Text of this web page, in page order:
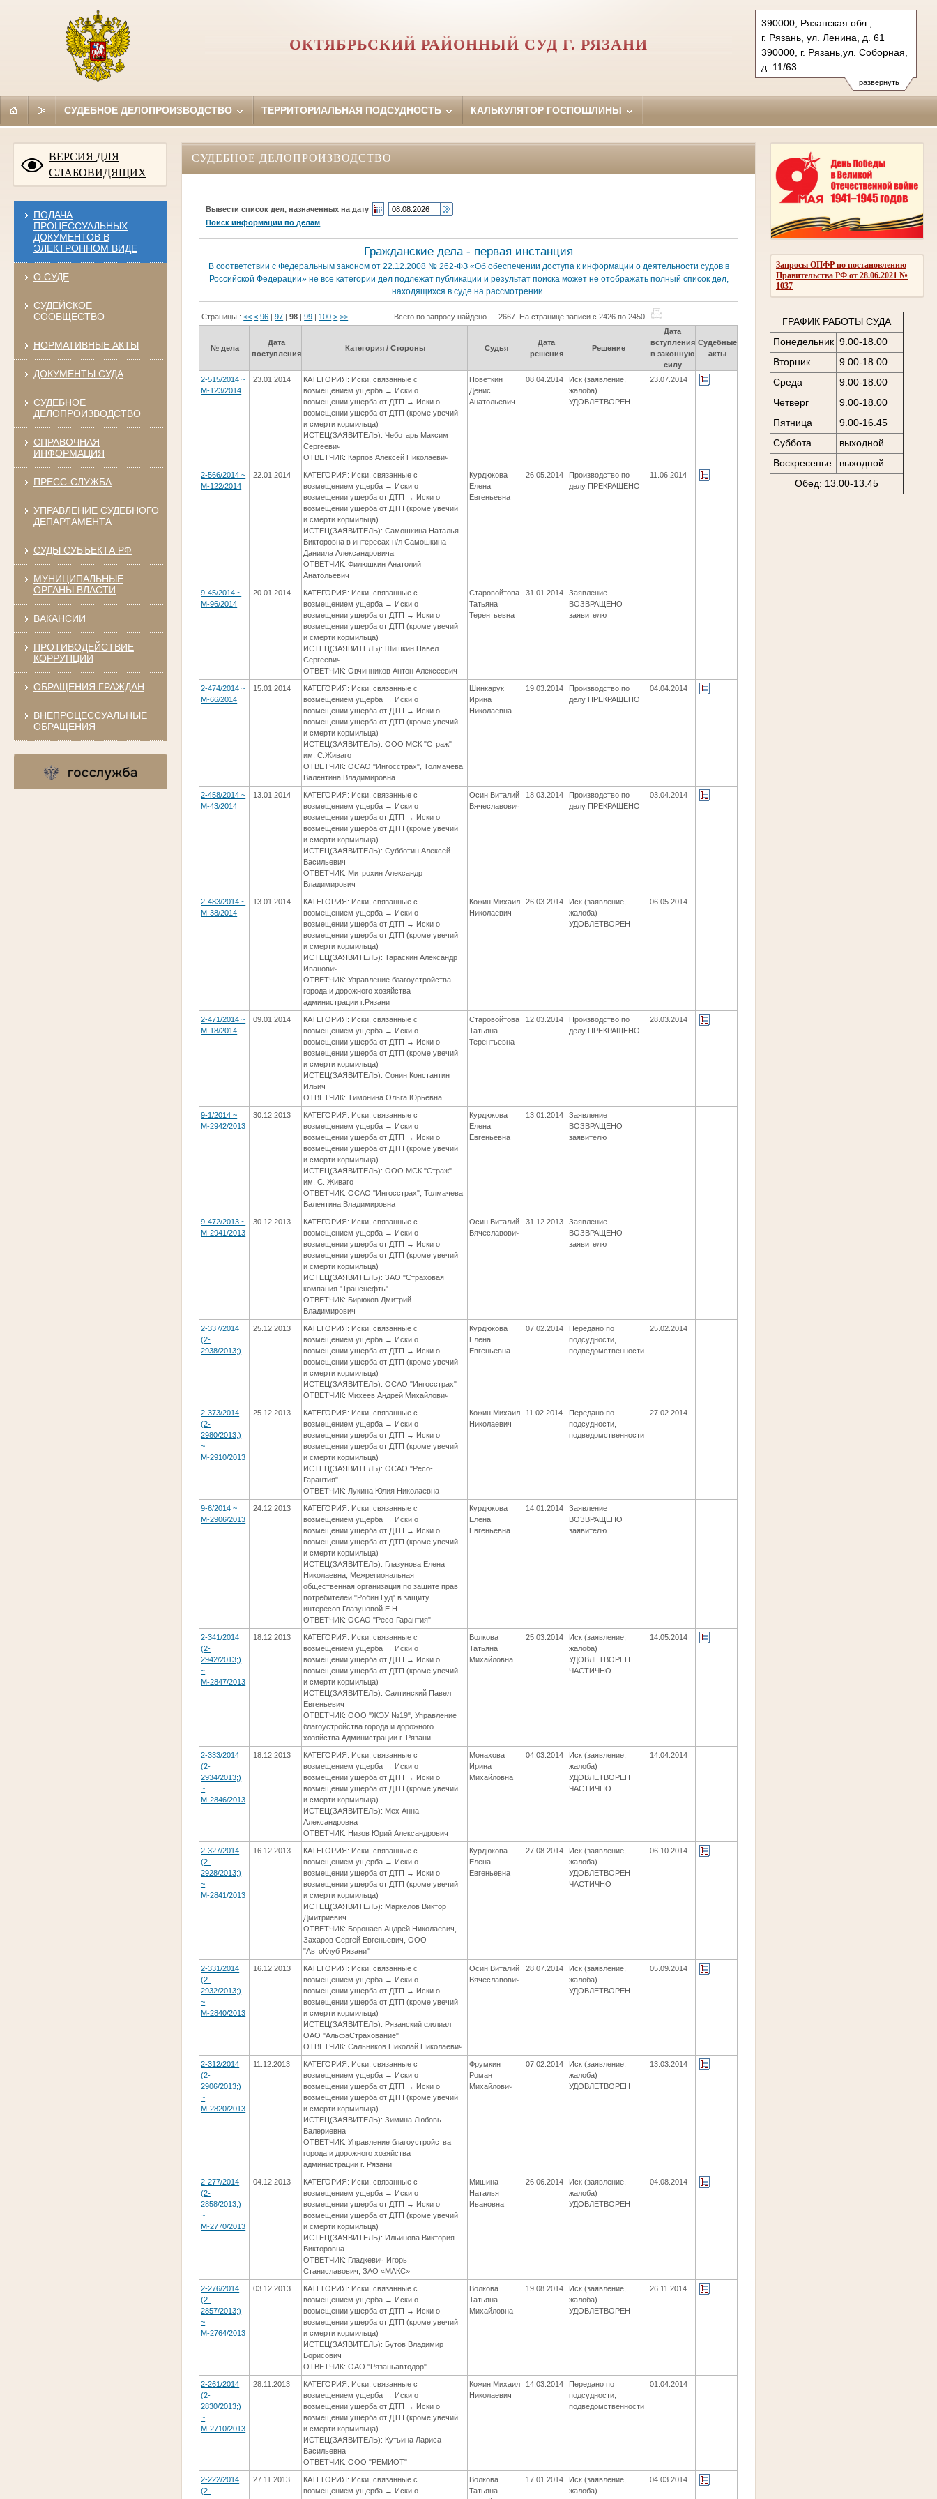
развернуть
390000, Рязанская обл.,
г. Рязань, ул. Ленина, д. 61
390000, г. Рязань,ул. Соборная,
д. 11/63
Тел.: (4912) 25-89-28, 25-80-62
oktiabrsky.riz@sudrf.ru
ОКТЯБРЬСКИЙ РАЙОННЫЙ СУД Г. РЯЗАНИ
СУДЕБНОЕ ДЕЛОПРОИЗВОДСТВО ТЕРРИТОРИАЛЬНАЯ ПОДСУДНОСТЬ КАЛЬКУЛЯТОР ГОСПОШЛИНЫ
ВЕРСИЯ ДЛЯ
СЛАБОВИДЯЩИХ
ПОДАЧА
ПРОЦЕССУАЛЬНЫХ
ДОКУМЕНТОВ В
ЭЛЕКТРОННОМ ВИДЕ
О СУДЕ
СУДЕЙСКОЕ
СООБЩЕСТВО
НОРМАТИВНЫЕ АКТЫ
ДОКУМЕНТЫ СУДА
СУДЕБНОЕ
ДЕЛОПРОИЗВОДСТВО
СПРАВОЧНАЯ
ИНФОРМАЦИЯ
ПРЕСС-СЛУЖБА
УПРАВЛЕНИЕ СУДЕБНОГО
ДЕПАРТАМЕНТА
СУДЫ СУБЪЕКТА РФ
МУНИЦИПАЛЬНЫЕ
ОРГАНЫ ВЛАСТИ
ВАКАНСИИ
ПРОТИВОДЕЙСТВИЕ
КОРРУПЦИИ
ОБРАЩЕНИЯ ГРАЖДАН
ВНЕПРОЦЕССУАЛЬНЫЕ
ОБРАЩЕНИЯ
Запросы ОПФР по постановлению
Правительства РФ от 28.06.2021 №
1037
ГРАФИК РАБОТЫ СУДА
Понедельник 9.00-18.00
Вторник
9.00-18.00
Среда
9.00-18.00
Четверг
9.00-18.00
Пятница
9.00-16.45
Суббота
выходной
Воскресенье
выходной
Обед: 13.00-13.45
СУДЕБНОЕ ДЕЛОПРОИЗВОДСТВО
Вывести список дел, назначенных на дату
Поиск информации по делам
Гражданские дела - первая инстанция
В соответствии с Федеральным законом от 22.12.2008 № 262-ФЗ «Об обеспечении доступа к информации о деятельности судов в
Российской Федерации» не все категории дел подлежат публикации и результат поиска может не отображать полный список дел,
находящихся в суде на рассмотрении.
Страницы :<< < 96 |97 |98 |99 | 100 > >> Всего по запросу найдено — 2667. На странице записи с 2426 по 2450.
№ дела
Дата
поступления
Категория / Стороны Судья
Дата
решения
Решение
Дата
вступления
в законную
силу
Судебные
акты
2-515/2014 ~
М-123/2014
23.01.2014
КАТЕГОРИЯ: Иски, связанные с
возмещением ущерба → Иски о
возмещении ущерба от ДТП → Иски о
возмещении ущерба от ДТП (кроме увечий
и смерти кормильца)
ИСТЕЦ(ЗАЯВИТЕЛЬ): Чеботарь Максим
Сергеевич
ОТВЕТЧИК: Карпов Алексей Николаевич
Поветкин
Денис
Анатольевич
08.04.2014
Иск (заявление,
жалоба)
УДОВЛЕТВОРЕН
23.07.2014
2-566/2014 ~
М-122/2014
22.01.2014
КАТЕГОРИЯ: Иски, связанные с
возмещением ущерба → Иски о
возмещении ущерба от ДТП → Иски о
возмещении ущерба от ДТП (кроме увечий
и смерти кормильца)
ИСТЕЦ(ЗАЯВИТЕЛЬ): Самошкина Наталья
Викторовна в интересах н/л Самошкина
Даниила Александровича
ОТВЕТЧИК: Филюшкин Анатолий
Анатольевич
Курдюкова
Елена
Евгеньевна
26.05.2014
Производство по
делу ПРЕКРАЩЕНО
11.06.2014
9-45/2014 ~
М-96/2014
20.01.2014
КАТЕГОРИЯ: Иски, связанные с
возмещением ущерба → Иски о
возмещении ущерба от ДТП → Иски о
возмещении ущерба от ДТП (кроме увечий
и смерти кормильца)
ИСТЕЦ(ЗАЯВИТЕЛЬ): Шишкин Павел
Сергеевич
ОТВЕТЧИК: Овчинников Антон Алексеевич
Старовойтова
Татьяна
Терентьевна
31.01.2014
Заявление
ВОЗВРАЩЕНО
заявителю
2-474/2014 ~
М-66/2014
15.01.2014
КАТЕГОРИЯ: Иски, связанные с
возмещением ущерба → Иски о
возмещении ущерба от ДТП → Иски о
возмещении ущерба от ДТП (кроме увечий
и смерти кормильца)
ИСТЕЦ(ЗАЯВИТЕЛЬ): ООО МСК "Страж"
им. С.Живаго
ОТВЕТЧИК: ОСАО "Ингосстрах", Толмачева
Валентина Владимировна
Шинкарук
Ирина
Николаевна
19.03.2014
Производство по
делу ПРЕКРАЩЕНО
04.04.2014
2-458/2014 ~
М-43/2014
13.01.2014
КАТЕГОРИЯ: Иски, связанные с
возмещением ущерба → Иски о
возмещении ущерба от ДТП → Иски о
возмещении ущерба от ДТП (кроме увечий
и смерти кормильца)
ИСТЕЦ(ЗАЯВИТЕЛЬ): Субботин Алексей
Васильевич
ОТВЕТЧИК: Митрохин Александр
Владимирович
Осин Виталий
Вячеславович
18.03.2014
Производство по
делу ПРЕКРАЩЕНО
03.04.2014
2-483/2014 ~
М-38/2014
13.01.2014
КАТЕГОРИЯ: Иски, связанные с
возмещением ущерба → Иски о
возмещении ущерба от ДТП → Иски о
возмещении ущерба от ДТП (кроме увечий
и смерти кормильца)
ИСТЕЦ(ЗАЯВИТЕЛЬ): Тараскин Александр
Иванович
ОТВЕТЧИК: Управление благоустройства
города и дорожного хозяйства
администрации г.Рязани
Кожин Михаил
Николаевич
26.03.2014
Иск (заявление,
жалоба)
УДОВЛЕТВОРЕН
06.05.2014
2-471/2014 ~
М-18/2014
09.01.2014
КАТЕГОРИЯ: Иски, связанные с
возмещением ущерба → Иски о
возмещении ущерба от ДТП → Иски о
возмещении ущерба от ДТП (кроме увечий
и смерти кормильца)
ИСТЕЦ(ЗАЯВИТЕЛЬ): Сонин Константин
Ильич
ОТВЕТЧИК: Тимонина Ольга Юрьевна
Старовойтова
Татьяна
Терентьевна
12.03.2014
Производство по
делу ПРЕКРАЩЕНО
28.03.2014
9-1/2014 ~
М-2942/2013
30.12.2013
КАТЕГОРИЯ: Иски, связанные с
возмещением ущерба → Иски о
возмещении ущерба от ДТП → Иски о
возмещении ущерба от ДТП (кроме увечий
и смерти кормильца)
ИСТЕЦ(ЗАЯВИТЕЛЬ): ООО МСК "Страж"
им. С. Живаго
ОТВЕТЧИК: ОСАО "Ингосстрах", Толмачева
Валентина Владимировна
Курдюкова
Елена
Евгеньевна
13.01.2014
Заявление
ВОЗВРАЩЕНО
заявителю
9-472/2013 ~
М-2941/2013
30.12.2013
КАТЕГОРИЯ: Иски, связанные с
возмещением ущерба → Иски о
возмещении ущерба от ДТП → Иски о
возмещении ущерба от ДТП (кроме увечий
и смерти кормильца)
ИСТЕЦ(ЗАЯВИТЕЛЬ): ЗАО "Страховая
компания "Транснефть"
ОТВЕТЧИК: Бирюков Дмитрий
Владимирович
Осин Виталий
Вячеславович
31.12.2013
Заявление
ВОЗВРАЩЕНО
заявителю
2-337/2014
(2-
2938/2013;)
25.12.2013
КАТЕГОРИЯ: Иски, связанные с
возмещением ущерба → Иски о
возмещении ущерба от ДТП → Иски о
возмещении ущерба от ДТП (кроме увечий
и смерти кормильца)
ИСТЕЦ(ЗАЯВИТЕЛЬ): ОСАО "Ингосстрах"
ОТВЕТЧИК: Михеев Андрей Михайлович
Курдюкова
Елена
Евгеньевна
07.02.2014
Передано по
подсудности,
подведомственности
25.02.2014
2-373/2014
(2-
2980/2013;)
~
М-2910/2013
25.12.2013
КАТЕГОРИЯ: Иски, связанные с
возмещением ущерба → Иски о
возмещении ущерба от ДТП → Иски о
возмещении ущерба от ДТП (кроме увечий
и смерти кормильца)
ИСТЕЦ(ЗАЯВИТЕЛЬ): ОСАО "Ресо-
Гарантия"
ОТВЕТЧИК: Лукина Юлия Николаевна
Кожин Михаил
Николаевич
11.02.2014
Передано по
подсудности,
подведомственности
27.02.2014
9-6/2014 ~
М-2906/2013
24.12.2013
КАТЕГОРИЯ: Иски, связанные с
возмещением ущерба → Иски о
возмещении ущерба от ДТП → Иски о
возмещении ущерба от ДТП (кроме увечий
и смерти кормильца)
ИСТЕЦ(ЗАЯВИТЕЛЬ): Глазунова Елена
Николаевна, Межрегиональная
общественная организация по защите прав
потребителей "Робин Гуд" в защиту
интересов Глазуновой Е.Н.
ОТВЕТЧИК: ОСАО "Ресо-Гарантия"
Курдюкова
Елена
Евгеньевна
14.01.2014
Заявление
ВОЗВРАЩЕНО
заявителю
2-341/2014
(2-
2942/2013;)
~
М-2847/2013
18.12.2013
КАТЕГОРИЯ: Иски, связанные с
возмещением ущерба → Иски о
возмещении ущерба от ДТП → Иски о
возмещении ущерба от ДТП (кроме увечий
и смерти кормильца)
ИСТЕЦ(ЗАЯВИТЕЛЬ): Салтинский Павел
Евгеньевич
ОТВЕТЧИК: ООО "ЖЭУ №19", Управление
благоустройства города и дорожного
хозяйства Администрации г. Рязани
Волкова
Татьяна
Михайловна
25.03.2014
Иск (заявление,
жалоба)
УДОВЛЕТВОРЕН
ЧАСТИЧНО
14.05.2014
2-333/2014
(2-
2934/2013;)
~
М-2846/2013
18.12.2013
КАТЕГОРИЯ: Иски, связанные с
возмещением ущерба → Иски о
возмещении ущерба от ДТП → Иски о
возмещении ущерба от ДТП (кроме увечий
и смерти кормильца)
ИСТЕЦ(ЗАЯВИТЕЛЬ): Мех Анна
Александровна
ОТВЕТЧИК: Низов Юрий Александрович
Монахова
Ирина
Михайловна
04.03.2014
Иск (заявление,
жалоба)
УДОВЛЕТВОРЕН
ЧАСТИЧНО
14.04.2014
2-327/2014
(2-
2928/2013;)
~
М-2841/2013
16.12.2013
КАТЕГОРИЯ: Иски, связанные с
возмещением ущерба → Иски о
возмещении ущерба от ДТП → Иски о
возмещении ущерба от ДТП (кроме увечий
и смерти кормильца)
ИСТЕЦ(ЗАЯВИТЕЛЬ): Маркелов Виктор
Дмитриевич
ОТВЕТЧИК: Боронаев Андрей Николаевич,
Захаров Сергей Евгеньевич, ООО
"АвтоКлуб Рязани"
Курдюкова
Елена
Евгеньевна
27.08.2014
Иск (заявление,
жалоба)
УДОВЛЕТВОРЕН
ЧАСТИЧНО
06.10.2014
2-331/2014
(2-
2932/2013;)
~
М-2840/2013
16.12.2013
КАТЕГОРИЯ: Иски, связанные с
возмещением ущерба → Иски о
возмещении ущерба от ДТП → Иски о
возмещении ущерба от ДТП (кроме увечий
и смерти кормильца)
ИСТЕЦ(ЗАЯВИТЕЛЬ): Рязанский филиал
ОАО "АльфаСтрахование"
ОТВЕТЧИК: Сальников Николай Николаевич
Осин Виталий
Вячеславович
28.07.2014
Иск (заявление,
жалоба)
УДОВЛЕТВОРЕН
05.09.2014
2-312/2014
(2-
2906/2013;)
~
М-2820/2013
11.12.2013
КАТЕГОРИЯ: Иски, связанные с
возмещением ущерба → Иски о
возмещении ущерба от ДТП → Иски о
возмещении ущерба от ДТП (кроме увечий
и смерти кормильца)
ИСТЕЦ(ЗАЯВИТЕЛЬ): Зимина Любовь
Валериевна
ОТВЕТЧИК: Управление благоустройства
города и дорожного хозяйства
администрации г. Рязани
Фрумкин
Роман
Михайлович
07.02.2014
Иск (заявление,
жалоба)
УДОВЛЕТВОРЕН
13.03.2014
2-277/2014
(2-
2858/2013;)
~
М-2770/2013
04.12.2013
КАТЕГОРИЯ: Иски, связанные с
возмещением ущерба → Иски о
возмещении ущерба от ДТП → Иски о
возмещении ущерба от ДТП (кроме увечий
и смерти кормильца)
ИСТЕЦ(ЗАЯВИТЕЛЬ): Ильинова Виктория
Викторовна
ОТВЕТЧИК: Гладкевич Игорь
Станиславович, ЗАО «МАКС»
Мишина
Наталья
Ивановна
26.06.2014
Иск (заявление,
жалоба)
УДОВЛЕТВОРЕН
04.08.2014
2-276/2014
(2-
2857/2013;)
~
М-2764/2013
03.12.2013
КАТЕГОРИЯ: Иски, связанные с
возмещением ущерба → Иски о
возмещении ущерба от ДТП → Иски о
возмещении ущерба от ДТП (кроме увечий
и смерти кормильца)
ИСТЕЦ(ЗАЯВИТЕЛЬ): Бутов Владимир
Борисович
ОТВЕТЧИК: ОАО "Рязаньавтодор"
Волкова
Татьяна
Михайловна
19.08.2014
Иск (заявление,
жалоба)
УДОВЛЕТВОРЕН
26.11.2014
2-261/2014
(2-
2830/2013;)
~
М-2710/2013
28.11.2013
КАТЕГОРИЯ: Иски, связанные с
возмещением ущерба → Иски о
возмещении ущерба от ДТП → Иски о
возмещении ущерба от ДТП (кроме увечий
и смерти кормильца)
ИСТЕЦ(ЗАЯВИТЕЛЬ): Кутьина Лариса
Васильевна
ОТВЕТЧИК: ООО "РЕМИОТ"
Кожин Михаил
Николаевич
14.03.2014
Передано по
подсудности,
подведомственности
01.04.2014
2-222/2014
(2-
27.11.2013
КАТЕГОРИЯ: Иски, связанные с
возмещением ущерба → Иски о
Волкова
Татьяна
17.01.2014
Иск (заявление,
жалоба)
04.03.2014